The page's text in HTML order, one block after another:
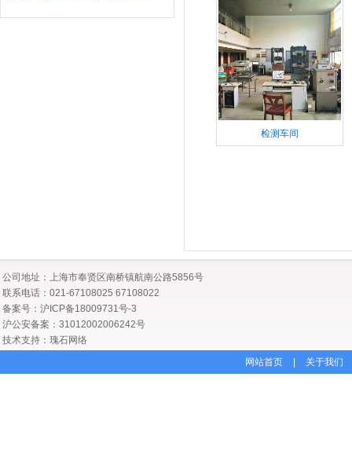
检测车间
公司地址：上海市奉贤区南桥镇航南公路5856号
联系电话：021-67108025 67108022
备案号： 沪ICP备18009731号-3
沪公安备案： 31012002006242号
技术支持：瑰石网络
网站首页
关于我们